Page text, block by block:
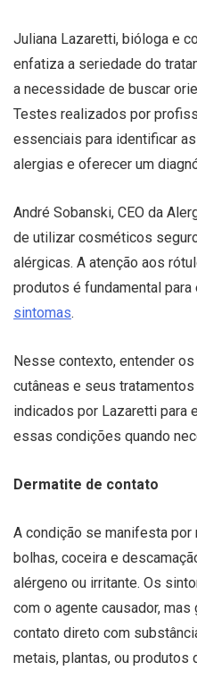
Juliana Lazaretti, bióloga e
enfatiza a seriedade do
a necessidade de buscar
Testes realizados por
essenciais para identificar
alergias e oferecer um
André Sobanski, CEO da
de utilizar cosméticos
alérgicas. A atenção aos
produtos é fundamental
sintomas.
Nesse contexto, entender
cutâneas e seus
indicados por Lazaretti para
essas condições quando
Dermatite de contato
A condição se manifesta por
bolhas, coceira e
alérgeno ou irritante. Os
com o agente causador,
contato direto com
metais, plantas, ou produtos